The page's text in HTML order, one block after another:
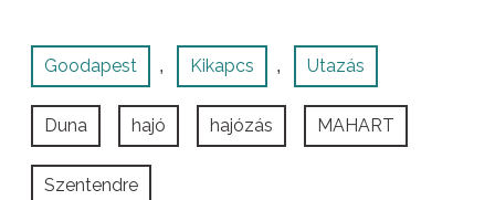
Goodapest , Kikapcs , Utazás
Duna hajó hajózás MAHART
Szentendre